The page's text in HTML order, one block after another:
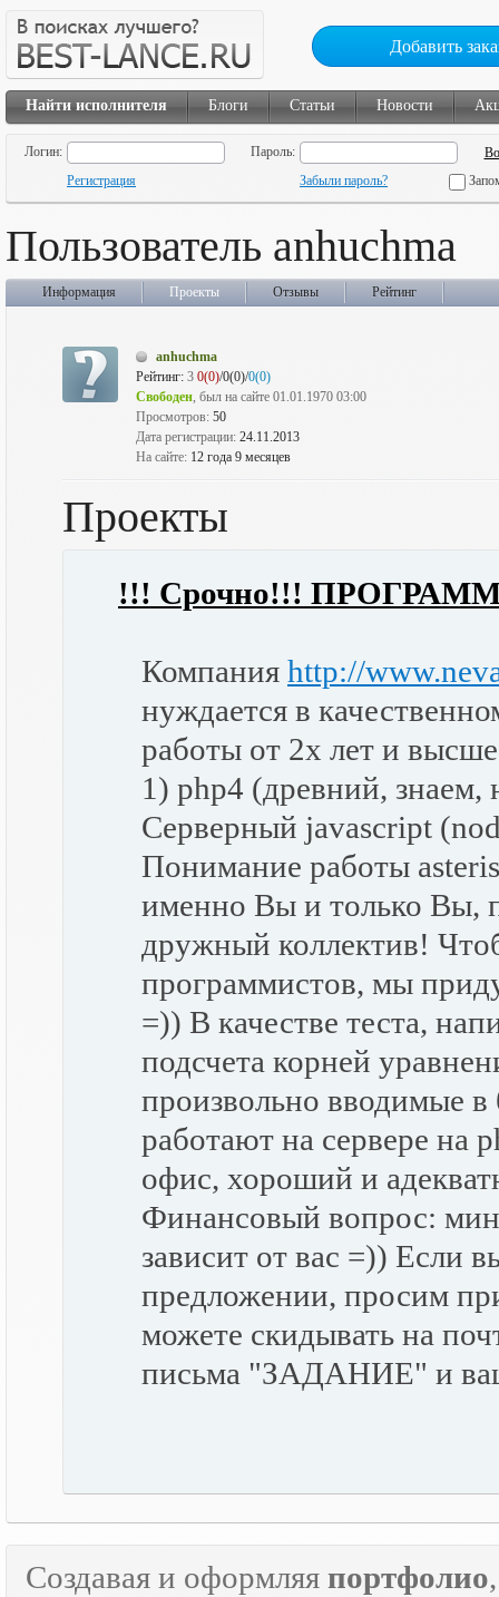
Добавить
Найти исполнителя Блоги Статьи Новости
Логин:
Пароль:
Регистрация
Забыли пароль?
Пользователь anhuchma
Информация Проекты Отзывы Рейтинг
anhuchma
Рейтинг: 3 0(0)/0(0)/0(0)
Свободен, был на сайте 01.01.1970 03:00
Просмотров: 50
Дата регистрации: 24.11.2013
На сайте: 12 года 9 месяцев
Проекты
!!! Срочно!!!
Компания http://
нуждается в
работы от 2х лет и
1) php4 (древний, знаем,
Серверный javascript
Понимание работы
именно Вы и только Вы,
дружный коллектив!
программистов, мы
=)) В качестве теста,
подсчета корней
произвольно вводимые
работают на сервере на
офис, хороший и
Финансовый вопрос:
зависит от вас =)) Если
предложении, просим
можете скидывать на
письма "ЗАДАНИЕ" и
Создавая и оформляя портфолио